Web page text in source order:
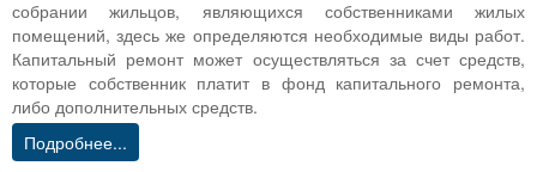
собрании жильцов, являющихся собственниками жилых
помещений, здесь же определяются необходимые виды работ.
Капитальный ремонт может осуществляться за счет средств,
которые собственник платит в фонд капитального ремонта,
либо дополнительных средств.
Подробнее...